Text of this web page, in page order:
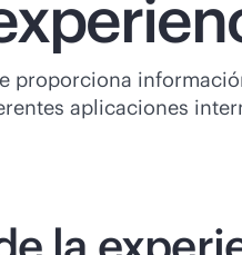
cesta está
configurarlo y
proporciona
aplicaciones